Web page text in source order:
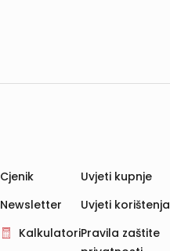
Cjenik
Newsletter
Kalkulatori
Uvjeti kupnje
Uvjeti korištenja
Pravila zaštite